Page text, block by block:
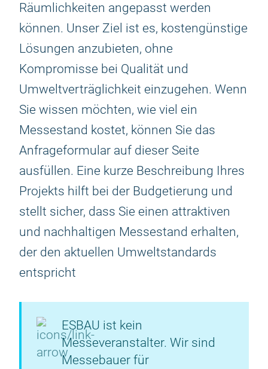
Räumlichkeiten angepasst werden
können. Unser Ziel ist es, kostengünstige
Lösungen anzubieten, ohne
Kompromisse bei Qualität und
Umweltverträglichkeit einzugehen. Wenn
Sie wissen möchten, wie viel ein
Messestand kostet, können Sie das
Anfrageformular auf dieser Seite
ausfüllen. Eine kurze Beschreibung Ihres
Projekts hilft bei der Budgetierung und
stellt sicher, dass Sie einen attraktiven
und nachhaltigen Messestand erhalten,
der den aktuellen Umweltstandards
entspricht
ESBAU ist kein
Messeveranstalter. Wir sind
Messebauer für